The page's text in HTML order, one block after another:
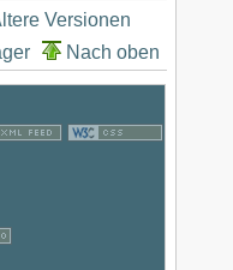
Versionen
Nach oben